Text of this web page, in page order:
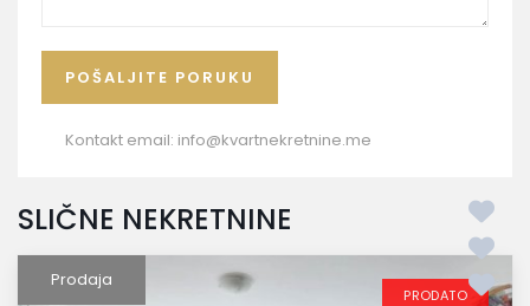
Kontakt email: info@kvartnekretnine.me
SLIČNE NEKRETNINE
Prodaja
PRODATO